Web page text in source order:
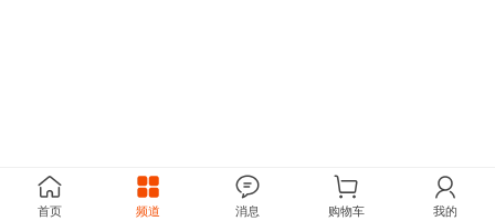
首页 频道 消息 购物车 我的